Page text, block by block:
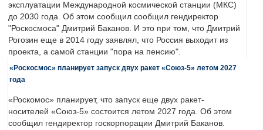
эксплуатации Международной космической станции (МКС)
до 2030 года. Об этом сообщил сообщил гендиректор
"Роскосмоса" Дмитрий Баканов. И это при том, что Дмитрий
Рогозин еще в 2014 году заявлял, что Россия выходит из
проекта, а самой станции "пора на пенсию".
«Роскосмос» планирует запуск двух ракет «Союз-5» летом 2027
года
«Роскомос» планирует, что запуск еще двух ракет-
носителей «Союз-5» состоится летом 2027 года. Об этом
сообщил гендиректор госкорпорации Дмитрий Баканов.